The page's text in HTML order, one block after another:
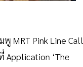
MRT Pink Line Call
Application ‘The